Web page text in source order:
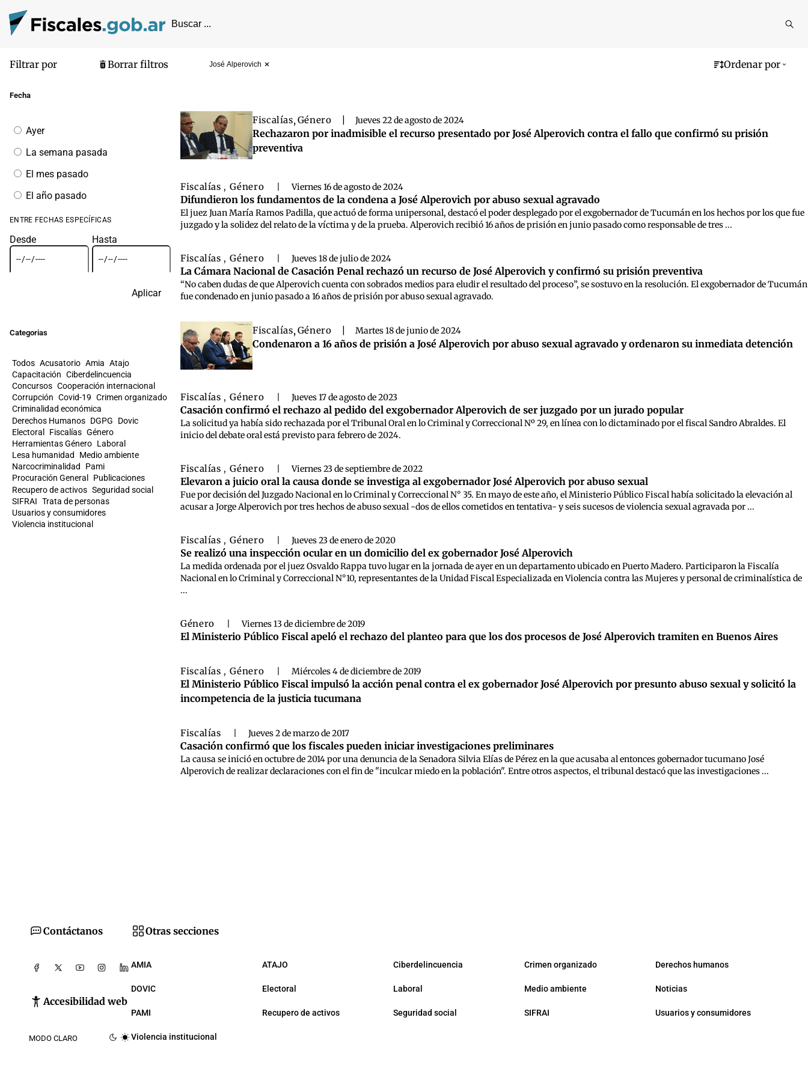
Filtrar por Borrar filtros José Alperovich Ordenar por
Fecha
Filtrar
por
fecha
Ayer
La semana pasada
El mes pasado
El año pasado
ENTRE FECHAS ESPECÍFICAS
Desde Hasta
Aplicar
Categorias
Todos Acusatorio Amia Atajo
Capacitación Ciberdelincuencia
Concursos Cooperación internacional
Corrupción Covid-19 Crimen organizado
Criminalidad económica
Derechos Humanos DGPG
Dovic
Electoral
Fiscalías Género
Herramientas Género Laboral
Lesa humanidad
Medio ambiente
Narcocriminalidad
Pami
Procuración General
Publicaciones
Recupero de activos Seguridad social
SIFRAI Trata de personas
Usuarios y consumidores
Violencia institucional
Fiscalías,Género Jueves 22 de agosto de 2024
Rechazaron por inadmisible el recurso presentado por José Alperovich contra el fallo que confirmó su prisión
preventiva
Fiscalías , Género Viernes 16 de agosto de 2024
Difundieron los fundamentos de la condena a José Alperovich por abuso sexual agravado
El juez Juan María Ramos Padilla, que actuó de forma unipersonal, destacó el poder desplegado por el exgobernador de Tucumán en los hechos por los que fue
juzgado y la solidez del relato de la víctima y de la prueba. Alperovich recibió 16 años de prisión en junio pasado como responsable de tres ...
Fiscalías , Género Jueves 18 de julio de 2024
La Cámara Nacional de Casación Penal rechazó un recurso de José Alperovich y confirmó su prisión preventiva
“No caben dudas de que Alperovich cuenta con sobrados medios para eludir el resultado del proceso”, se sostuvo en la resolución. El exgobernador de Tucumán
fue condenado en junio pasado a 16 años de prisión por abuso sexual agravado.
Fiscalías,Género Martes 18 de junio de 2024
Condenaron a 16 años de prisión a José Alperovich por abuso sexual agravado y ordenaron su inmediata detención
Fiscalías , Género Jueves 17 de agosto de 2023
Casación confirmó el rechazo al pedido del exgobernador Alperovich de ser juzgado por un jurado popular
La solicitud ya había sido rechazada por el Tribunal Oral en lo Criminal y Correccional Nº 29, en línea con lo dictaminado por el fiscal Sandro Abraldes. El
inicio del debate oral está previsto para febrero de 2024.
Fiscalías , Género Viernes 23 de septiembre de 2022
Elevaron a juicio oral la causa donde se investiga al exgobernador José Alperovich por abuso sexual
Fue por decisión del Juzgado Nacional en lo Criminal y Correccional N° 35. En mayo de este año, el Ministerio Público Fiscal había solicitado la elevación al
acusar a Jorge Alperovich por tres hechos de abuso sexual -dos de ellos cometidos en tentativa- y seis sucesos de violencia sexual agravada por ...
Fiscalías , Género Jueves 23 de enero de 2020
Se realizó una inspección ocular en un domicilio del ex gobernador José Alperovich
La medida ordenada por el juez Osvaldo Rappa tuvo lugar en la jornada de ayer en un departamento ubicado en Puerto Madero. Participaron la Fiscalía
Nacional en lo Criminal y Correccional N°10, representantes de la Unidad Fiscal Especializada en Violencia contra las Mujeres y personal de criminalística de
...
Género Viernes 13 de diciembre de 2019
El Ministerio Público Fiscal apeló el rechazo del planteo para que los dos procesos de José Alperovich tramiten en Buenos Aires
Fiscalías , Género Miércoles 4 de diciembre de 2019
El Ministerio Público Fiscal impulsó la acción penal contra el ex gobernador José Alperovich por presunto abuso sexual y solicitó la
incompetencia de la justicia tucumana
Fiscalías Jueves 2 de marzo de 2017
Casación confirmó que los fiscales pueden iniciar investigaciones preliminares
La causa se inició en octubre de 2014 por una denuncia de la Senadora Silvia Elías de Pérez en la que acusaba al entonces gobernador tucumano José
Alperovich de realizar declaraciones con el fin de "inculcar miedo en la población". Entre otros aspectos, el tribunal destacó que las investigaciones ...
Contáctanos
Accesibilidad web
MODO CLARO
Otras secciones
AMIA ATAJO Ciberdelincuencia Crimen organizado Derechos humanos
DOVIC Electoral Laboral Medio ambiente Noticias
PAMI Recupero de activos Seguridad social SIFRAI Usuarios y consumidores
Violencia institucional